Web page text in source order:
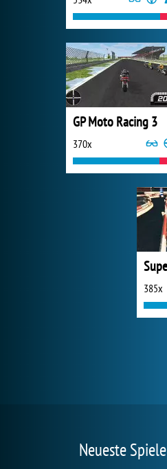
GP Moto Racing 3
370x
385x
Neueste Spiele